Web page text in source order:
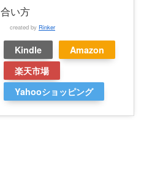
合い方
created by Rinker
Kindle
Amazon
楽天市場
Yahooショッピング